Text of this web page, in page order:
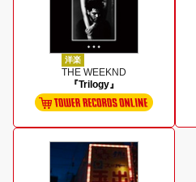
洋楽
THE WEEKND
『Trilogy』